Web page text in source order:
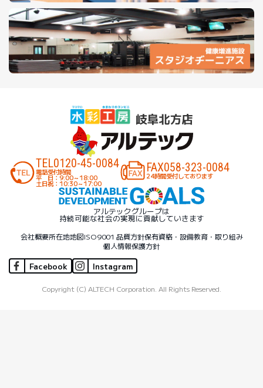
TEL0120-45-0084
電話受付時間
平 日：9:00～18:00
土日祝：10:30～17:00
FAX058-323-0084
24時間受付しております
アルテックグループは
持続可能な社会の実現に貢献していきます
会社概要所在地地図ISO9001 品質方針保有資格・設備教育・取り組み
個人情報保護方針
Facebook Instagram
Copyright (C) ALTECH Corporation. All Rights Reserved.